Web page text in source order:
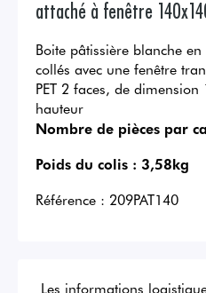
attaché à fenêtre
Boite pâtissière blanche
collés avec une fenêtre
PET 2 faces, de
hauteur
Nombre de pièces par
Poids du colis : 3,58kg
Référence : 209PAT140
Les informations